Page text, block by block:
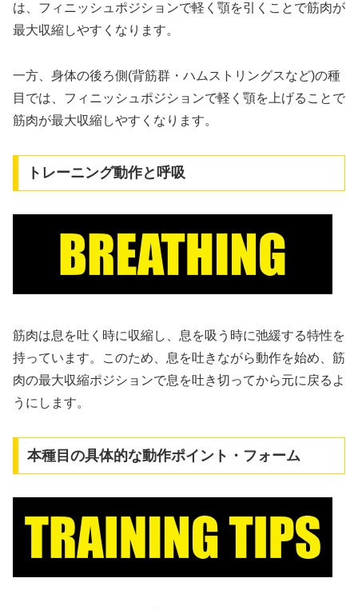
は、フィニッシュポジションで軽く顎を引くことで筋肉が
最大収縮しやすくなります。
一方、身体の後ろ側(背筋群・ハムストリングスなど)の種
目では、フィニッシュポジションで軽く顎を上げることで
筋肉が最大収縮しやすくなります。
トレーニング動作と呼吸
筋肉は息を吐く時に収縮し、息を吸う時に弛緩する特性を
持っています。このため、息を吐きながら動作を始め、筋
肉の最大収縮ポジションで息を吐き切ってから元に戻るよ
うにします。
本種目の具体的な動作ポイント・フォーム